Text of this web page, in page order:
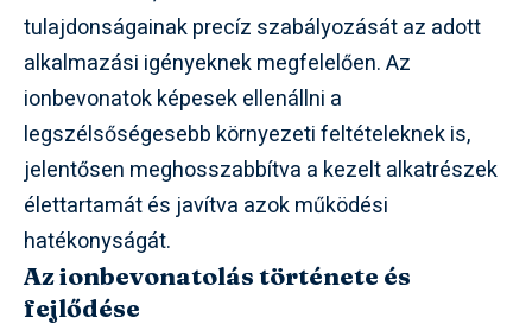
tulajdonságainak precíz szabályozását az adott
alkalmazási igényeknek megfelelően. Az
ionbevonatok képesek ellenállni a
legszélsőségesebb környezeti feltételeknek is,
jelentősen meghosszabbítva a kezelt alkatrészek
élettartamát és javítva azok működési
hatékonyságát.
Az ionbevonatolás története és
fejlődése